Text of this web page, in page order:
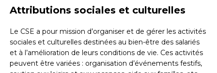
Attributions sociales et culturelles
Le CSE a pour mission d’organiser et de gérer les activités
sociales et culturelles destinées au bien-être des salariés
et à l’amélioration de leurs conditions de vie. Ces activités
peuvent être variées : organisation d’événements festifs,